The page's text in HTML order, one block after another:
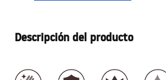
Descripción del producto